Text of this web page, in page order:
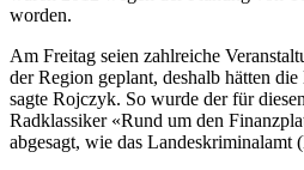
worden.
Am Freitag seien zahlreiche
der Region geplant, deshalb hätten
sagte Rojczyk. So wurde der für
Radklassiker «Rund um den
abgesagt, wie das